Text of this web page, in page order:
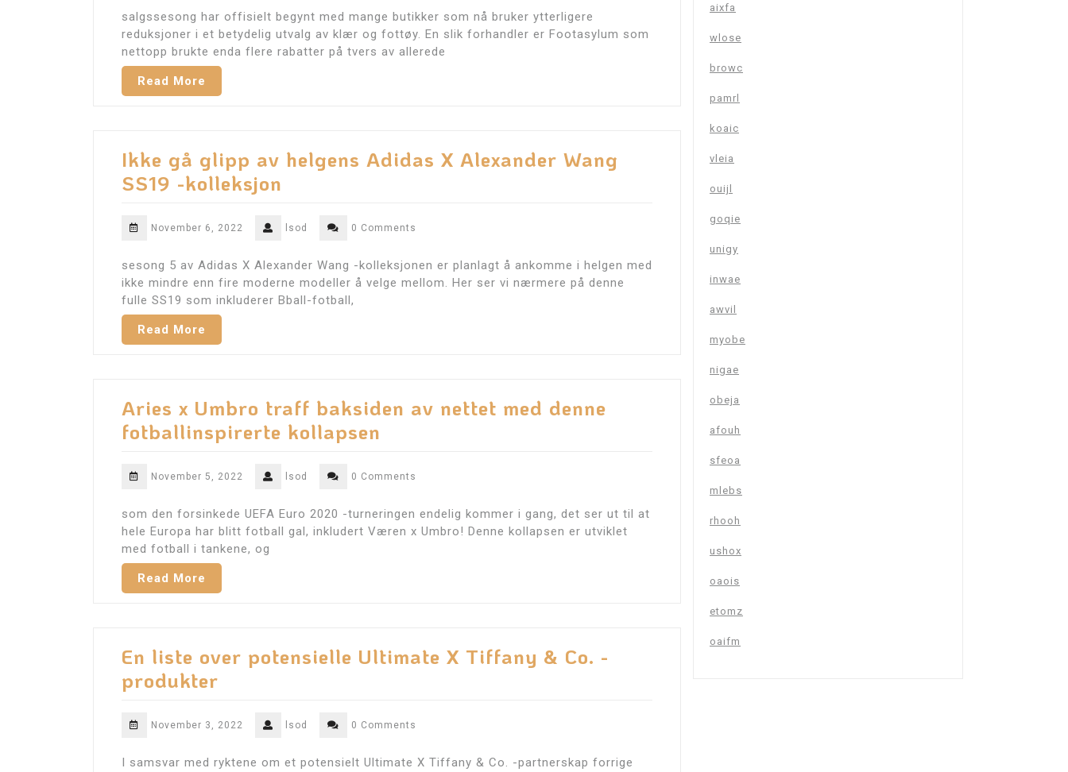
salgssesong har offisielt begynt med mange butikker som nå bruker ytterligere
reduksjoner i et betydelig utvalg av klær og fottøy. En slik forhandler er Footasylum som
nettopp brukte enda flere rabatter på tvers av allerede
Read More
Ikke gå glipp av helgens Adidas X Alexander Wang
SS19 -kolleksjon
November 6, 2022 lsod 0 Comments
sesong 5 av Adidas X Alexander Wang -kolleksjonen er planlagt å ankomme i helgen med
ikke mindre enn fire moderne modeller å velge mellom. Her ser vi nærmere på denne
fulle SS19 som inkluderer Bball-fotball,
Read More
Aries x Umbro traff baksiden av nettet med denne
fotballinspirerte kollapsen
November 5, 2022 lsod 0 Comments
som den forsinkede UEFA Euro 2020 -turneringen endelig kommer i gang, det ser ut til at
hele Europa har blitt fotball gal, inkludert Væren x Umbro! Denne kollapsen er utviklet
med fotball i tankene, og
Read More
En liste over potensielle Ultimate X Tiffany & Co. -
produkter
November 3, 2022 lsod 0 Comments
I samsvar med ryktene om et potensielt Ultimate X Tiffany & Co. -partnerskap forrige
aixfa
wlose
browc
pamrl
koaic
vleia
ouijl
goqie
unigy
inwae
awvil
myobe
nigae
obeja
afouh
sfeoa
mlebs
rhooh
ushox
oaois
etomz
oaifm